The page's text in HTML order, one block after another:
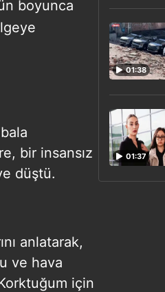
boyunca
bir insansız
düştü.
anlatarak,
ve hava
için
01:38
01:37